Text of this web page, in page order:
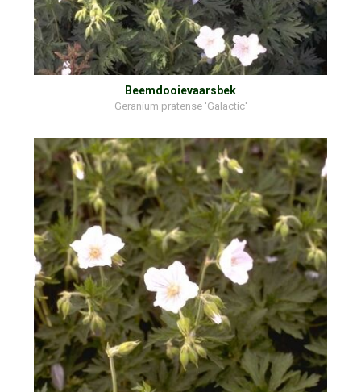
Beemdooievaarsbek
Geranium pratense 'Galactic'